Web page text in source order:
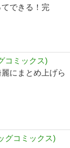
できる！完
コミックス)
にまとめ上げら
グコミックス)